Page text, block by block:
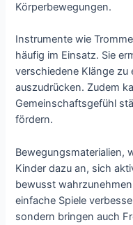
Körperbewegungen.
Instrumente wie
häufig im Einsatz. Sie
verschiedene Klänge
auszudrücken. Zudem
Gemeinschaftsgefühl
fördern.
Bewegungsmaterialien,
Kinder dazu an, sich
bewusst
einfache Spiele
sondern bringen auch